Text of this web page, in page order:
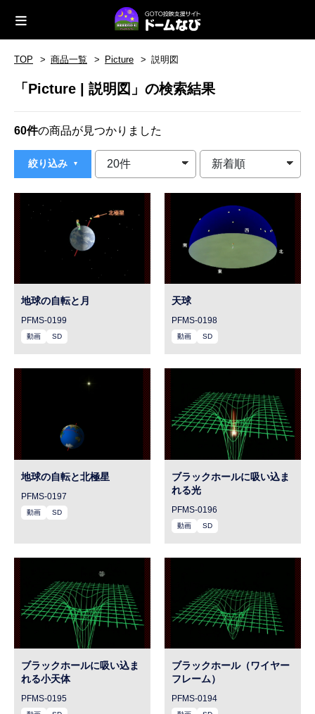
TOP 商品一覧 Picture 説明図
「Picture | 説明図」の検索結果
60件の商品が見つかりました
絞り込み
地球の自転と月
PFMS-0199
動画 SD
天球
PFMS-0198
動画 SD
地球の自転と北極星
PFMS-0197
動画 SD
ブラックホールに吸い込ま
れる光
PFMS-0196
動画 SD
ブラックホールに吸い込ま
れる小天体
PFMS-0195
ブラックホール（ワイヤー
フレーム）
PFMS-0194